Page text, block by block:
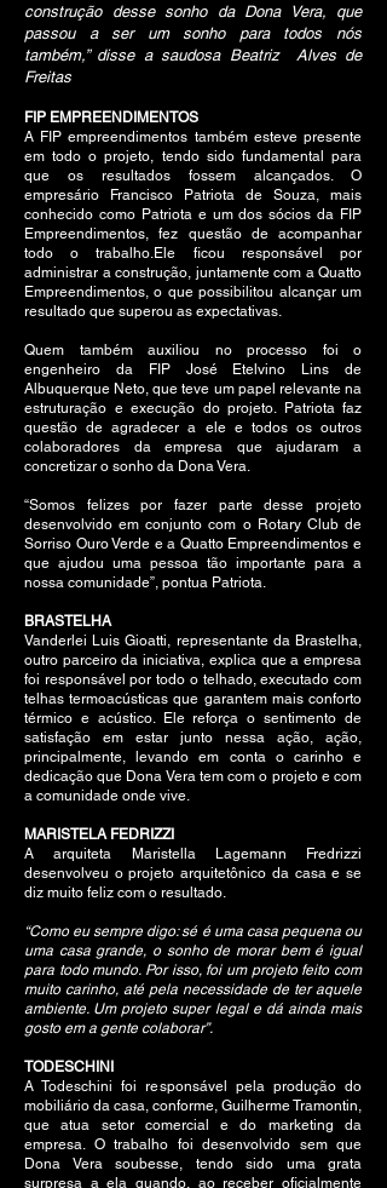
construção desse sonho da Dona Vera, que
passou a ser um sonho para todos nós
também,” disse a saudosa Beatriz Alves de
Freitas
FIP EMPREENDIMENTOS
A FIP empreendimentos também esteve presente
em todo o projeto, tendo sido fundamental para
que os resultados fossem alcançados. O
empresário Francisco Patriota de Souza, mais
conhecido como Patriota e um dos sócios da FIP
Empreendimentos, fez questão de acompanhar
todo o trabalho.Ele ficou responsável por
administrar a construção, juntamente com a Quatto
Empreendimentos, o que possibilitou alcançar um
resultado que superou as expectativas.
Quem também auxiliou no processo foi o
engenheiro da FIP José Etelvino Lins de
Albuquerque Neto, que teve um papel relevante na
estruturação e execução do projeto. Patriota faz
questão de agradecer a ele e todos os outros
colaboradores da empresa que ajudaram a
concretizar o sonho da Dona Vera.
“Somos felizes por fazer parte desse projeto
desenvolvido em conjunto com o Rotary Club de
Sorriso Ouro Verde e a Quatto Empreendimentos e
que ajudou uma pessoa tão importante para a
nossa comunidade”, pontua Patriota.
BRASTELHA
Vanderlei Luis Gioatti, representante da Brastelha,
outro parceiro da iniciativa, explica que a empresa
foi responsável por todo o telhado, executado com
telhas termoacústicas que garantem mais conforto
térmico e acústico. Ele reforça o sentimento de
satisfação em estar junto nessa ação, ação,
principalmente, levando em conta o carinho e
dedicação que Dona Vera tem com o projeto e com
a comunidade onde vive.
MARISTELA FEDRIZZI
A arquiteta Maristella Lagemann Fredrizzi
desenvolveu o projeto arquitetônico da casa e se
diz muito feliz com o resultado.
“Como eu sempre digo: sé é uma casa pequena ou
uma casa grande, o sonho de morar bem é igual
para todo mundo. Por isso, foi um projeto feito com
muito carinho, até pela necessidade de ter aquele
ambiente. Um projeto super legal e dá ainda mais
gosto em a gente colaborar”.
TODESCHINI
A Todeschini foi responsável pela produção do
mobiliário da casa, conforme, Guilherme Tramontin,
que atua setor comercial e do marketing da
empresa. O trabalho foi desenvolvido sem que
Dona Vera soubesse, tendo sido uma grata
surpresa a ela quando, ao receber oficialmente